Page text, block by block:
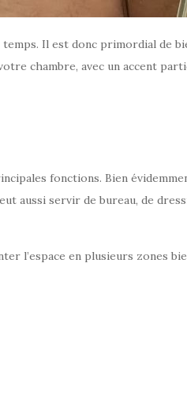
Il est donc primordial de
chambre, avec un accent
fonctions. Bien
aussi servir de bureau, de
l’espace en plusieurs zones